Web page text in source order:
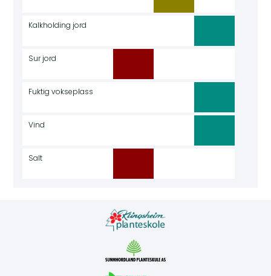
Kalkholding jord
Sur jord
Fuktig vokseplass
Vind
Salt